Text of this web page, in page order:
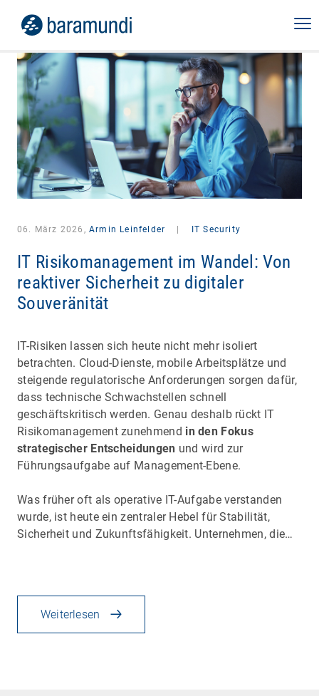
06. März 2026, Armin Leinfelder IT Security
IT Risikomanagement im Wandel: Von
reaktiver Sicherheit zu digitaler
Souveränität
IT-Risiken lassen sich heute nicht mehr isoliert
betrachten. Cloud-Dienste, mobile Arbeitsplätze und
steigende regulatorische Anforderungen sorgen dafür,
dass technische Schwachstellen schnell
geschäftskritisch werden. Genau deshalb rückt IT
Risikomanagement zunehmend in den Fokus
strategischer Entscheidungen und wird zur
Führungsaufgabe auf Management-Ebene.
Was früher oft als operative IT-Aufgabe verstanden
wurde, ist heute ein zentraler Hebel für Stabilität,
Sicherheit und Zukunftsfähigkeit. Unternehmen, die…
Weiterlesen